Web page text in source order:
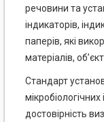
речовини та
індикаторів,
паперів, які
матеріалів,
Стандарт
достовірність